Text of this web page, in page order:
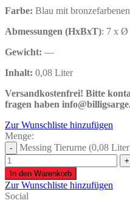
Farbe: Blau mit
Abmessungen (HxBxT): 7 x Ø
Gewicht: —
Inhalt: 0,08 Liter
Versandkostenfrei! Bitte
fragen haben
Zur Wunschliste hinzufügen
Menge:
Messing Tierurne (0,08
In den Warenkorb
Zur Wunschliste hinzufügen
Social